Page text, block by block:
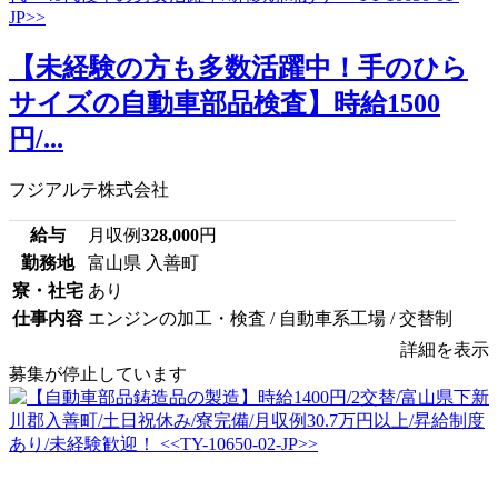
【未経験の方も多数活躍中！手のひら
サイズの自動車部品検査】時給1500
円/...
フジアルテ株式会社
給与 月収例328,000円
勤務地
富山県 入善町
寮・社宅 あり
仕事内容 エンジンの加工・検査 / 自動車系工場 / 交替制
詳細を表示
募集が停止しています